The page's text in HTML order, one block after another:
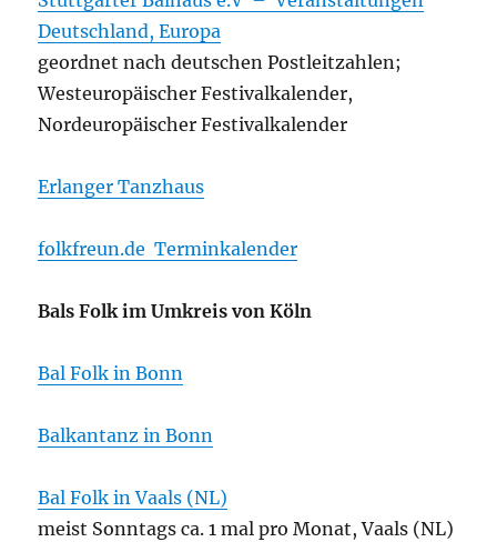
Deutschland, Europa
geordnet nach deutschen Postleitzahlen;
Westeuropäischer Festivalkalender,
Nordeuropäischer Festivalkalender
Erlanger Tanzhaus
folkfreun.de Terminkalender
Bals Folk im Umkreis von Köln
Bal Folk in Bonn
Balkantanz in Bonn
Bal Folk in Vaals (NL)
meist Sonntags ca. 1 mal pro Monat, Vaals (NL)